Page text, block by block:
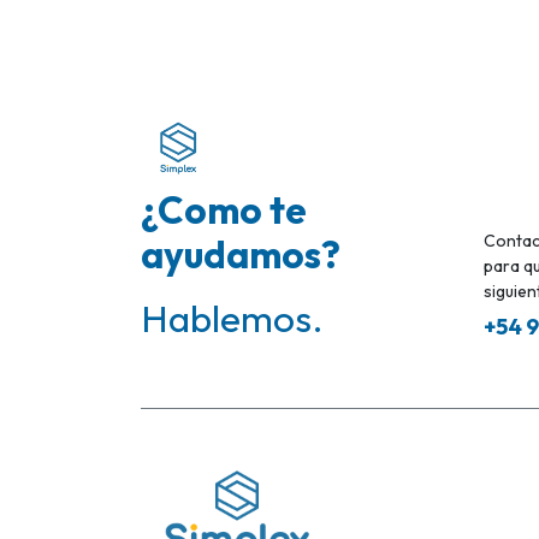
¿Como te
ayudamos?
Hablemos.
para
+54